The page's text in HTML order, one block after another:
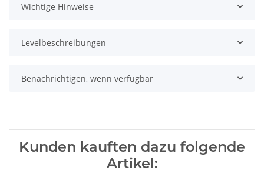
Wichtige Hinweise
Levelbeschreibungen
Benachrichtigen, wenn verfügbar
Kunden kauften dazu folgende
Artikel: